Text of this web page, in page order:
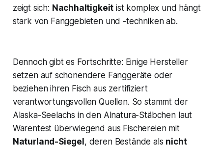
zeigt sich: Nachhaltigkeit ist komplex und hängt
stark von Fanggebieten und -techniken ab.
Dennoch gibt es Fortschritte: Einige Hersteller
setzen auf schonendere Fanggeräte oder
beziehen ihren Fisch aus zertifiziert
verantwortungsvollen Quellen. So stammt der
Alaska-Seelachs in den Alnatura-Stäbchen laut
Warentest überwiegend aus Fischereien mit
Naturland-Siegel, deren Bestände als nicht